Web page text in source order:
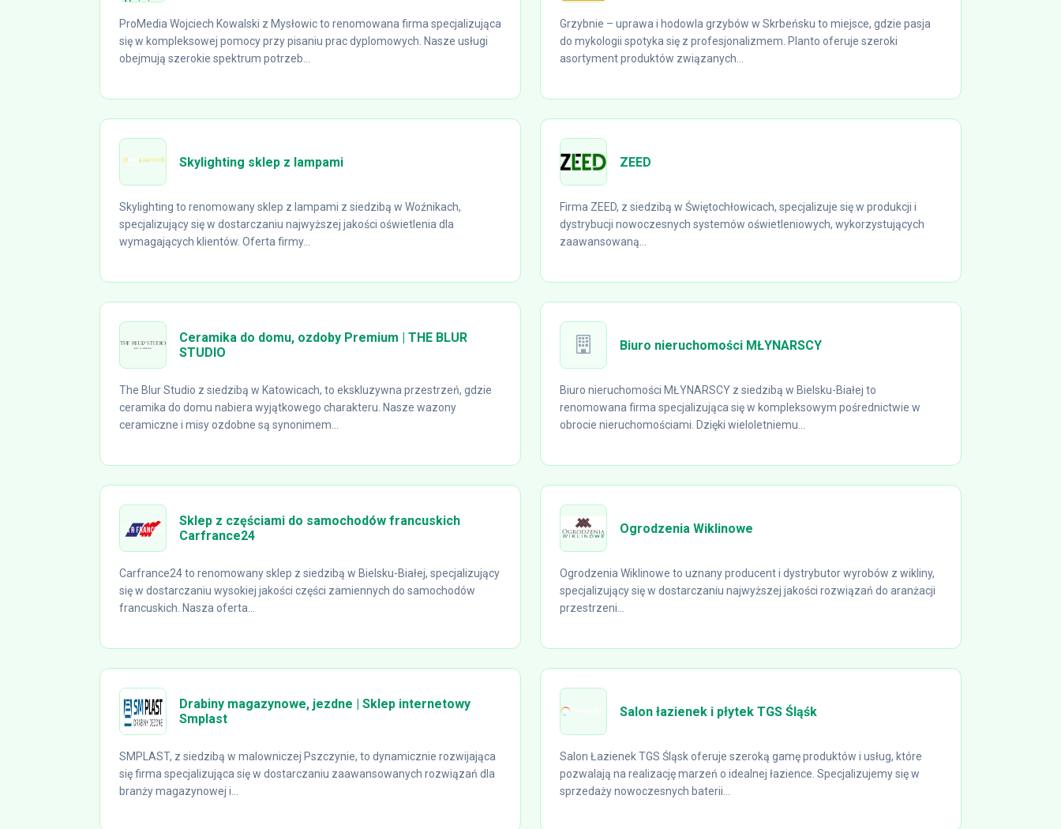
ProMedia Wojciech Kowalski z Mysłowic to renomowana firma specjalizująca
się w kompleksowej pomocy przy pisaniu prac dyplomowych. Nasze usługi
obejmują szerokie spektrum potrzeb...
Grzybnie – uprawa i hodowla grzybów w Skrbeńsku to miejsce, gdzie pasja
do mykologii spotyka się z profesjonalizmem. Planto oferuje szeroki
asortyment produktów związanych...
Skylighting sklep z lampami
Skylighting to renomowany sklep z lampami z siedzibą w Woźnikach,
specjalizujący się w dostarczaniu najwyższej jakości oświetlenia dla
wymagających klientów. Oferta firmy...
ZEED
Firma ZEED, z siedzibą w Świętochłowicach, specjalizuje się w produkcji i
dystrybucji nowoczesnych systemów oświetleniowych, wykorzystujących
zaawansowaną...
Ceramika do domu, ozdoby Premium | THE BLUR
STUDIO
The Blur Studio z siedzibą w Katowicach, to ekskluzywna przestrzeń, gdzie
ceramika do domu nabiera wyjątkowego charakteru. Nasze wazony
ceramiczne i misy ozdobne są synonimem...
Biuro nieruchomości MŁYNARSCY
Biuro nieruchomości MŁYNARSCY z siedzibą w Bielsku-Białej to
renomowana firma specjalizująca się w kompleksowym pośrednictwie w
obrocie nieruchomościami. Dzięki wieloletniemu...
Sklep z częściami do samochodów francuskich
Carfrance24
Carfrance24 to renomowany sklep z siedzibą w Bielsku-Białej, specjalizujący
się w dostarczaniu wysokiej jakości części zamiennych do samochodów
francuskich. Nasza oferta...
Ogrodzenia Wiklinowe
Ogrodzenia Wiklinowe to uznany producent i dystrybutor wyrobów z wikliny,
specjalizujący się w dostarczaniu najwyższej jakości rozwiązań do aranżacji
przestrzeni...
Drabiny magazynowe, jezdne | Sklep internetowy
Smplast
SMPLAST, z siedzibą w malowniczej Pszczynie, to dynamicznie rozwijająca
się firma specjalizująca się w dostarczaniu zaawansowanych rozwiązań dla
branży magazynowej i...
Salon łazienek i płytek TGS Śląśk
Salon Łazienek TGS Śląsk oferuje szeroką gamę produktów i usług, które
pozwalają na realizację marzeń o idealnej łazience. Specjalizujemy się w
sprzedaży nowoczesnych baterii...